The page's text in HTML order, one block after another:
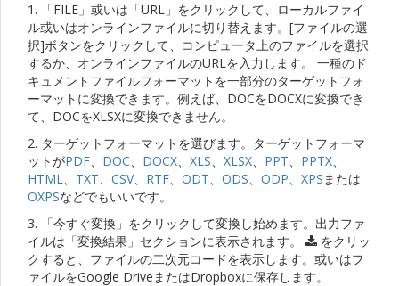
1. 「FILE」或いは「URL」をクリックして、ローカルファイ
ル或いはオンラインファイルに切り替えます。[ファイルの選
択]ボタンをクリックして、コンピュータ上のファイルを選択
するか、オンラインファイルのURLを入力します。 一種のド
キュメントファイルフォーマットを一部分のターゲットフォ
ーマットに変換できます。例えば、DOCをDOCXに変換でき
て、DOCをXLSXに変換できません。
2. ターゲットフォーマットを選びます。ターゲットフォーマ
ットがPDF、 DOC、 DOCX、 XLS、 XLSX、 PPT、 PPTX、
HTML、 TXT、 CSV、 RTF、 ODT、 ODS、 ODP、 XPSまたは
OXPSなどでもいいです。
3. 「今すぐ変換」をクリックして変換し始めます。出力ファ
イルは「変換結果」セクションに表示されます。
をクリッ
クすると、ファイルの二次元コードを表示します。或いはフ
ァイルをGoogle DriveまたはDropboxに保存します。